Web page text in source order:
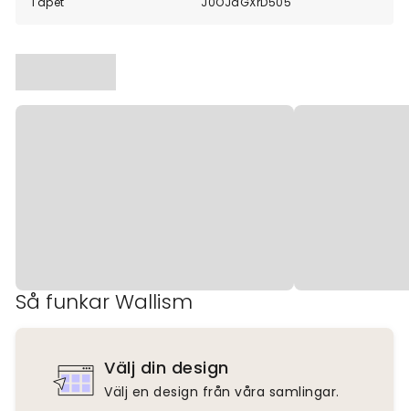
Så funkar Wallism
Välj din design
Välj en design från våra samlingar.